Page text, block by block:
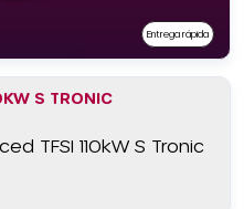
Entrega rápida
S TRONIC